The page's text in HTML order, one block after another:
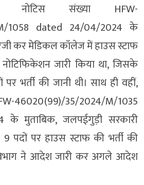
संख्या HFW-
1058 dated 24/04/2024 के
कर मेडिकल कॉलेज में हाउस स्टाफ
जारी किया था, जिसके
भर्ती की जानी थी। साथ ही वहीं,
46020(99)/35/2024/M/1035
के मुताबिक, जलपईगुड़ी सरकारी
पदों पर हाउस स्टाफ की भर्ती की
ने आदेश जारी कर अगले आदेश